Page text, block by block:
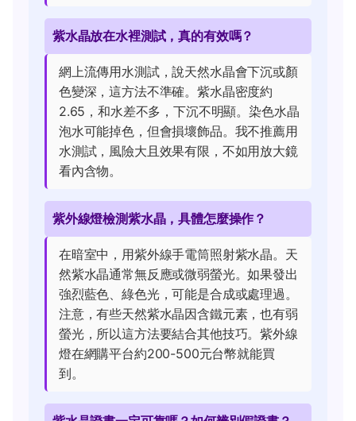
紫水晶放在水裡測試，真的有效嗎？
網上流傳用水測試，說天然水晶會下沉或顏
色變深，這方法不準確。紫水晶密度約
2.65，和水差不多，下沉不明顯。染色水晶
泡水可能掉色，但會損壞飾品。我不推薦用
水測試，風險大且效果有限，不如用放大鏡
看內含物。
紫外線燈檢測紫水晶，具體怎麼操作？
在暗室中，用紫外線手電筒照射紫水晶。天
然紫水晶通常無反應或微弱螢光。如果發出
強烈藍色、綠色光，可能是合成或處理過。
注意，有些天然紫水晶因含鐵元素，也有弱
螢光，所以這方法要結合其他技巧。紫外線
燈在網購平台約200-500元台幣就能買
到。